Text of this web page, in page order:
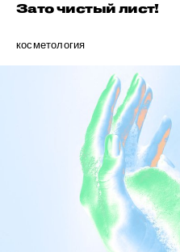
Зато чистый лист!
косметология